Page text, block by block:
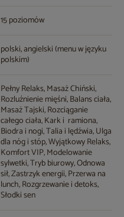
15 poziomów
polski, angielski (menu w języku
polskim)
Pełny Relaks, Masaż Chiński,
Rozluźnienie mięśni, Balans ciała,
Masaż Tajski, Rozciąganie
całego ciała, Kark i ramiona,
Biodra i nogi, Talia i lędźwia, Ulga
dla nóg i stóp, Wyjątkowy Relaks,
Komfort VIP, Modelowanie
sylwetki, Tryb biurowy, Odnowa
sił, Zastrzyk energii, Przerwa na
lunch, Rozgrzewanie i detoks,
Słodki sen